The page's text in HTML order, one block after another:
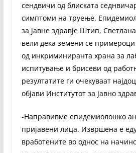
сендвичи од блиската
симптоми на труење.
за јавне здравје Штип,
вели дека земени се примероци
од инкриминиранта храна за
испитување и брисеви од
резултатите ги очекуваат
објави Институтот за јавно
-Направивме епидемиолошко
пријавени лица. Извршена е
вработените во однос на